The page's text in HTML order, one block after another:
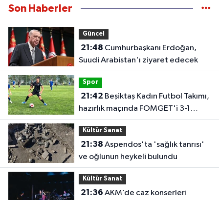
Son Haberler
Güncel
21:48
Suudi Arabistan'ı ziyaret edecek
Spor
21:42
hazırlık maçında FOMGET'i 3-1
mağlup etti
Kültür Sanat
21:38
ve oğlunun heykeli bulundu
Kültür Sanat
21:36